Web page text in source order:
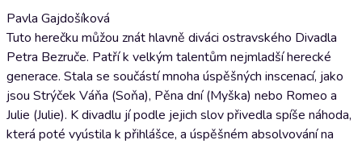
Pavla Gajdošíková
Tuto herečku můžou znát hlavně diváci ostravského Divadla
Petra Bezruče. Patří k velkým talentům nejmladší herecké
generace. Stala se součástí mnoha úspěšných inscenací, jako
jsou Strýček Váňa (Soňa), Pěna dní (Myška) nebo Romeo a
Julie (Julie). K divadlu jí podle jejich slov přivedla spíše náhoda,
která poté vyústila k přihlášce, a úspěšném absolvování na